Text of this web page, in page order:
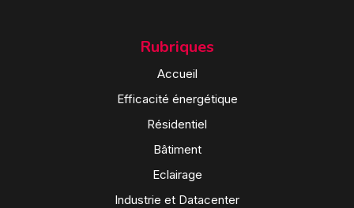
Rubriques
Accueil
Efficacité énergétique
Résidentiel
Bâtiment
Eclairage
Industrie et Datacenter